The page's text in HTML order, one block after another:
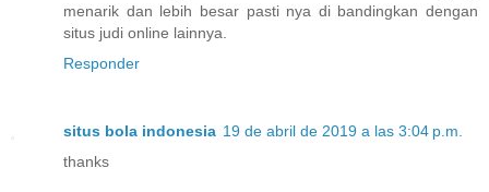
menarik dan lebih besar pasti nya di bandingkan dengan
situs judi online lainnya.
Responder
situs bola indonesia 19 de abril de 2019 a las 3:04 p.m.
thanks